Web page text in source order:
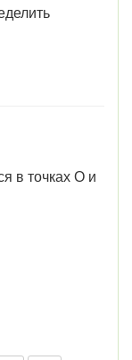
в точках О и